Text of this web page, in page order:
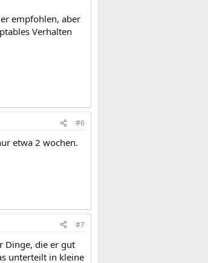
empfohlen, aber
Verhalten
#6
etwa 2 wochen.
#7
Dinge, die er gut
unterteilt in kleine